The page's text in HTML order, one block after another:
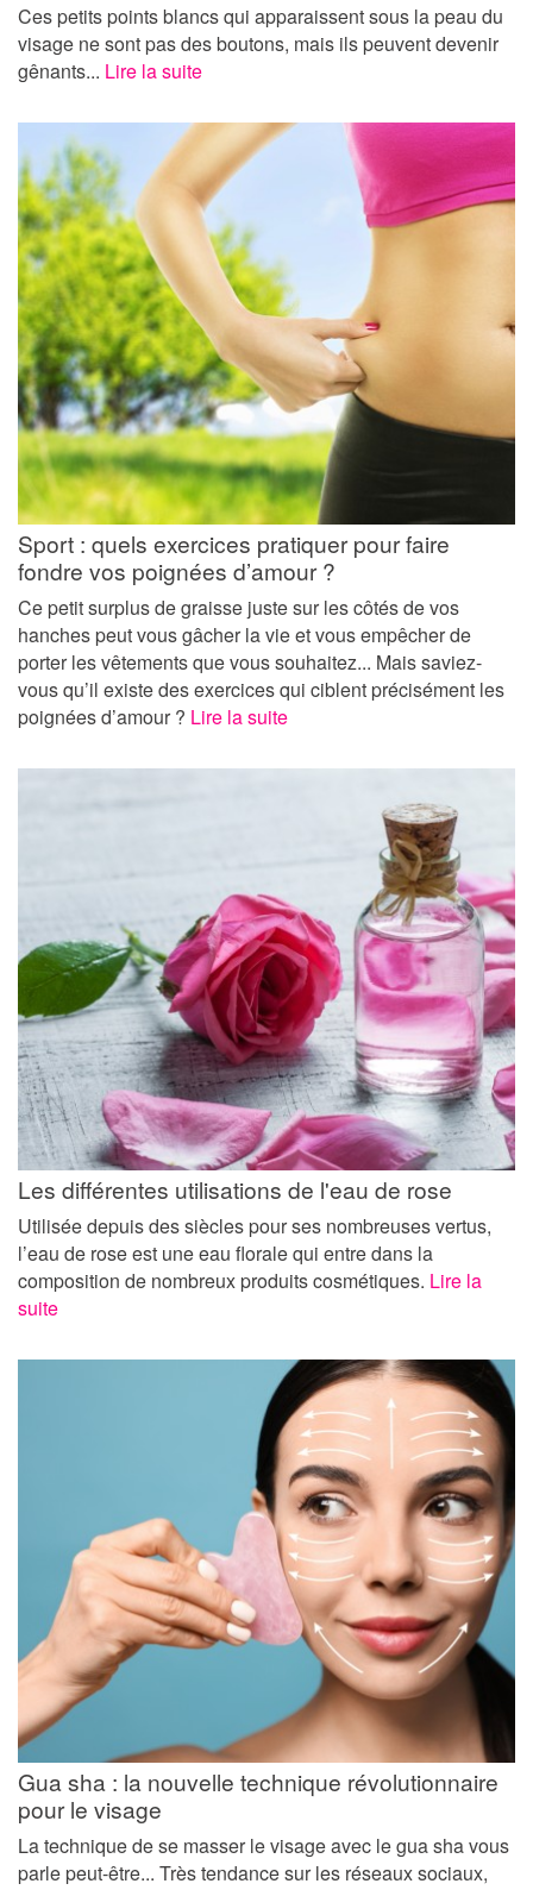
Ces petits points blancs qui apparaissent sous la peau du
visage ne sont pas des boutons, mais ils peuvent devenir
gênants... Lire la suite
Sport : quels exercices pratiquer pour faire
fondre vos poignées d’amour ?
Ce petit surplus de graisse juste sur les côtés de vos
hanches peut vous gâcher la vie et vous empêcher de
porter les vêtements que vous souhaitez... Mais saviez-
vous qu’il existe des exercices qui ciblent précisément les
poignées d’amour ? Lire la suite
Les différentes utilisations de l'eau de rose
Utilisée depuis des siècles pour ses nombreuses vertus,
l’eau de rose est une eau florale qui entre dans la
composition de nombreux produits cosmétiques. Lire la
suite
Gua sha : la nouvelle technique révolutionnaire
pour le visage
La technique de se masser le visage avec le gua sha vous
parle peut-être... Très tendance sur les réseaux sociaux,